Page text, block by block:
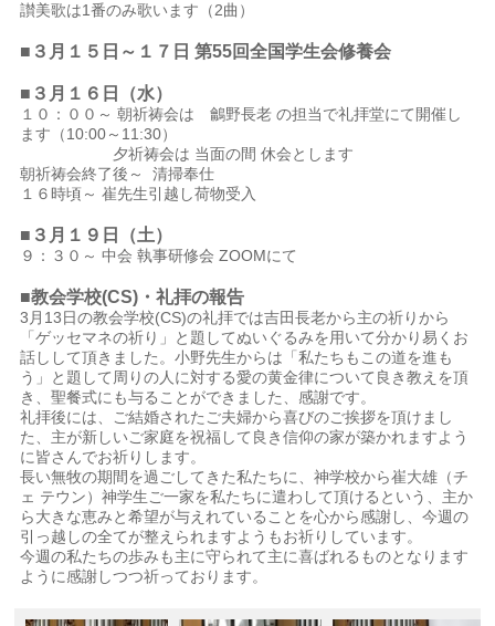
讃美歌は1番のみ歌います（2曲）
■３月１５ 日～１７日 第55回全国学生会修養会
■３月１６ 日（水）
１０：００～ 朝祈祷会は 鸙野長老 の担当で礼拝堂にて開催し
ます（10:00～11:30）
夕祈祷会は 当面の間 休会とします
朝祈祷会終了後～ 清掃奉仕
１６時頃～ 崔先生引越し荷物受入
■３月１９日（土）
９：３０～ 中会 執事研修会 ZOOMにて
■教会学校(CS)・礼拝の報告
3月13日の教会学校(CS)の礼拝では吉田長老から主の祈りから
「ゲッセマネの祈り」と題してぬいぐるみを用いて分かり易くお
話しして頂きました。小野先生からは「私たちもこの道を進も
う」と題して周りの人に対する愛の黄金律について良き教えを頂
き、聖餐式にも与ることができました、感謝です。
礼拝後には、ご結婚されたご夫婦から喜びのご挨拶を頂けまし
た、主が新しいご家庭を祝福して良き信仰の家が築かれますよう
に皆さんでお祈りします。
長い無牧の期間を過ごしてきた私たちに、神学校から崔大雄（チ
ェ テウン）神学生ご一家を私たちに遣わして頂けるという、主か
ら大きな恵みと希望が与えれていることを心から感謝し、今週の
引っ越しの全てが整えられますようもお祈りしています。
今週の私たちの歩みも主に守られて主に喜ばれるものとなります
ように感謝しつつ祈っております。